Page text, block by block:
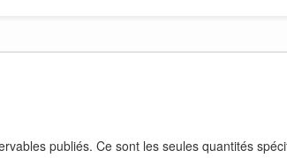
publiés. Ce sont les seules quantités